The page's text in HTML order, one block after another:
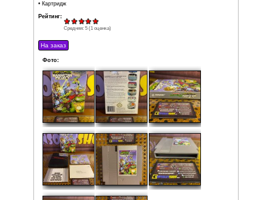
Manhattan Project по той причине, что оригинальная
Ninja Turtles была выпущенна для Famicom под другим
Turtle Ninja Legend) , что сказалось на нумерации
Версия игры для PAL не выпускалась, хотя это
нумерацию игр в серии (Teenage Mutant Hero Turtles IV
Разработчик: Konami
Издатель: Konami
Product ID: NES-T3-USA
Дата выпуска: 1992
Регион: NTSC-U
Жанр: Action / Beat-'Em-Up / 2D
Кол-во игроков: 1-2
Состояние: Идеальное
Локализация: Английская версия
Комплектация:
• Коробка
• Мануал